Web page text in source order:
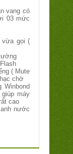
vang có
03 mức
vừa gọi (
( Mute
chờ
Winbond
máy
cao
nước